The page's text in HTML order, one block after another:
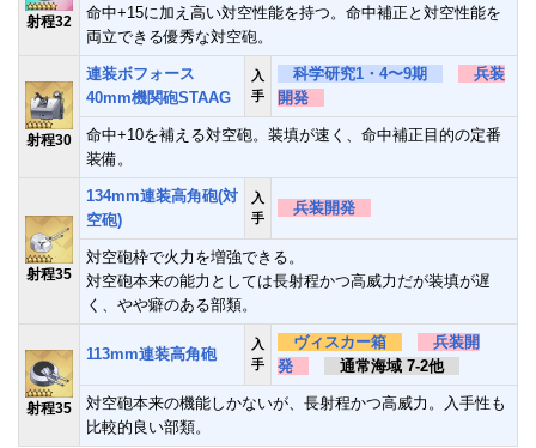
射程32
命中+15に加え高い対空性能を持つ。命中補正と対空性能を
両立できる優秀な対空砲。
射程30
連装ボフォース
40mm機関砲STAAG
入
手
科学研究1・4〜9期
兵装
開発
命中+10を補える対空砲。装填が速く、命中補正目的の定番
装備。
射程35
134mm連装高角砲(対
空砲)
入
手
兵装開発
対空砲枠で火力を増強できる。
対空砲本来の能力としては長射程かつ高威力だが装填が遅
く、やや癖のある部類。
射程35
113mm連装高角砲
入
手
ヴィスカー箱
兵装開
発
通常海域 7-2他
対空砲本来の機能しかないが、長射程かつ高威力。入手性も
比較的良い部類。